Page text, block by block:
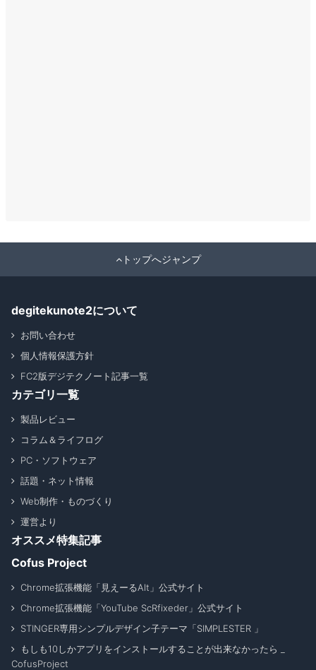
トップへジャンプ
degitekunote2について
お問い合わせ
個人情報保護方針
FC2版デジテクノート記事一覧
カテゴリ一覧
製品レビュー
コラム＆ライフログ
PC・ソフトウェア
話題・ネット情報
Web制作・ものづくり
運営より
オススメ特集記事
Cofus Project
Chrome拡張機能「見えーるAlt」公式サイト
Chrome拡張機能「YouTube ScRfixeder」公式サイト
STINGER専用シンプルデザイン子テーマ「SIMPLESTER 」
もしも10しかアプリをインストールすることが出来なかったら _
CofusProject